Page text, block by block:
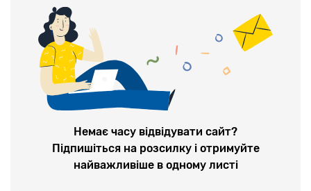
Немає часу відвідувати сайт?
Підпишіться на розсилку і отримуйте
найважливіше в одному листі